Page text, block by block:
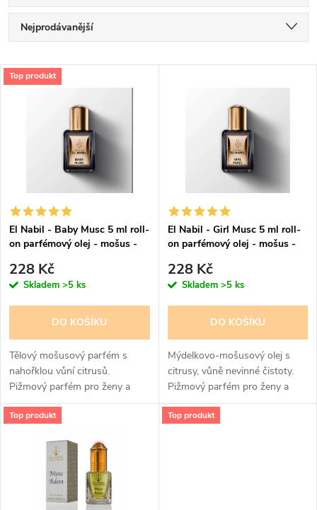
Ř
a
í
p
r
o
d
u
k
Nejprodávanější
Nejdražší
V
s
p
r
d
u
k
Top produkt
El Nabil - Baby Musc 5 ml roll-
on parfémový olej - mošus -
228 Kč
Skladem >5 ks
DO KOŠÍKU
Tělový mošusový parfém s
nahořklou vůní citrusů.
Pižmový parfém pro ženy a
dívky. parfémový olej, hodně
intenzivní „skin-like“
El Nabil - Girl Musc 5 ml roll-
on parfémový olej - mošus -
228 Kč
Skladem >5 ks
DO KOŠÍKU
Mýdelkovo-mošusový olej s
citrusy, vůně nevinné čistoty.
Pižmový parfém pro ženy a
dívky.
Top produkt Top produkt